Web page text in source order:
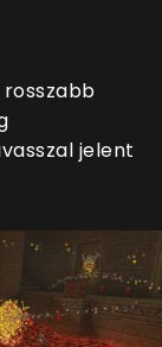
jelent